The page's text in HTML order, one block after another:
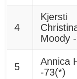
4
Kjersti
Moody
5
Annica
-73(*)